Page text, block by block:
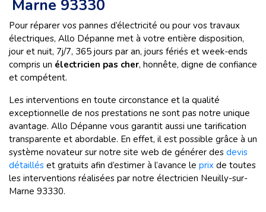
Marne 93330
Pour réparer vos pannes d’électricité ou pour vos travaux
électriques, Allo Dépanne met à votre entière disposition,
jour et nuit, 7j/7, 365 jours par an, jours fériés et week-ends
compris un électricien pas cher, honnête, digne de confiance
et compétent.
Les interventions en toute circonstance et la qualité
exceptionnelle de nos prestations ne sont pas notre unique
avantage. Allo Dépanne vous garantit aussi une tarification
transparente et abordable. En effet, il est possible grâce à un
système novateur sur notre site web de générer des devis
détaillés et gratuits afin d’estimer à l’avance le prix de toutes
les interventions réalisées par notre électricien Neuilly-sur-
Marne 93330.